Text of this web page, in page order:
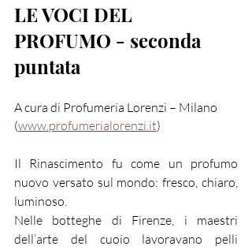
LE VOCI DEL
PROFUMO - seconda
puntata
A cura di Profumeria Lorenzi – Milano
(www.profumerialorenzi.it)
Il Rinascimento fu come un profumo
nuovo versato sul mondo: fresco, chiaro,
luminoso.
Nelle botteghe di Firenze, i maestri
dell’arte del cuoio lavoravano pelli